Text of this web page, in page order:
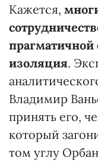
Кажется,
прагматичной
изоляция.
Владимир
принять его,
который
том углу